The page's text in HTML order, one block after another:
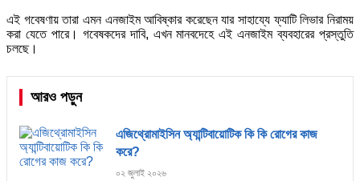
এই গবেষণায় তারা এমন এনজাইম আবিষ্কার করেছেন যার সাহায্যে ফ্যাটি লিভার নিরাময়
করা যেতে পারে। গবেষকদের দাবি, এখন মানবদেহে এই এনজাইম ব্যবহারের প্রস্তুতি
চলছে।
আরও পড়ুন
এজিথ্রোমাইসিন অ্যান্টিবায়োটিক কি কি রোগের কাজ
করে?
০২ জুলাই ২০২৬